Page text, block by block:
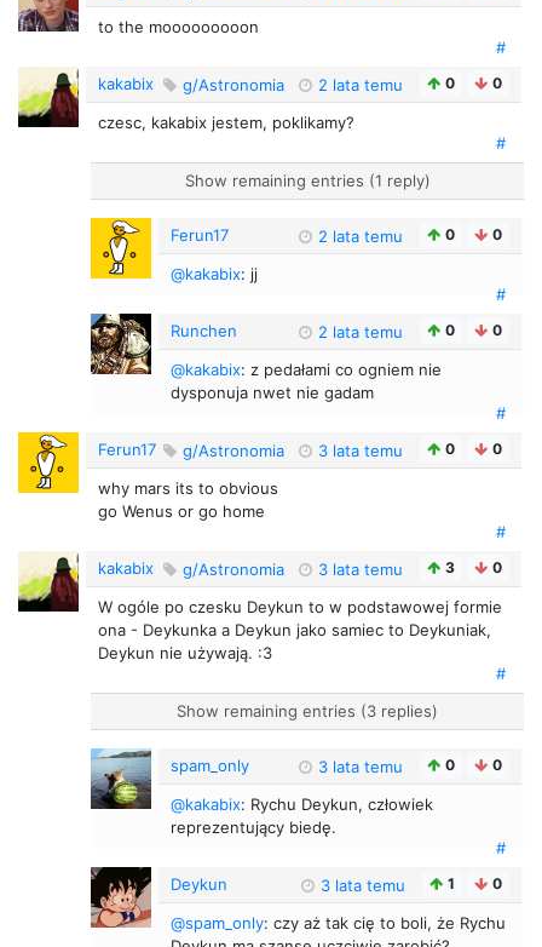
to the mooooooooon
#
kakabix
g/Astronomia 2 lata temu 0 0
czesc, kakabix jestem, poklikamy?
#
Show remaining entries (1 reply)
Ferun17 2 lata temu 0 0
@kakabix: jj
#
Runchen
2 lata temu 0 0
@kakabix: z pedałami co ogniem nie
dysponuja nwet nie gadam
#
Ferun17
g/Astronomia 3 lata temu 0 0
why mars its to obvious
go Wenus or go home
#
kakabix
g/Astronomia 3 lata temu 3 0
W ogóle po czesku Deykun to w podstawowej formie
ona - Deykunka a Deykun jako samiec to Deykuniak,
Deykun nie używają. :3
#
Show remaining entries (3 replies)
spam_only 3 lata temu 0 0
@kakabix: Rychu Deykun, człowiek
reprezentujący biedę.
#
Deykun
3 lata temu 1 0
@spam_only: czy aż tak cię to boli, że Rychu